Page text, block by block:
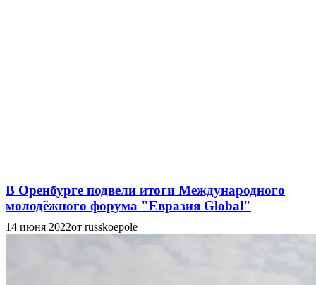
В Оренбурге подвели итоги Международного
молодёжного форума "Евразия Global"
14 июня 2022от russkoepole